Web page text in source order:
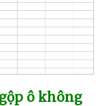
ô không